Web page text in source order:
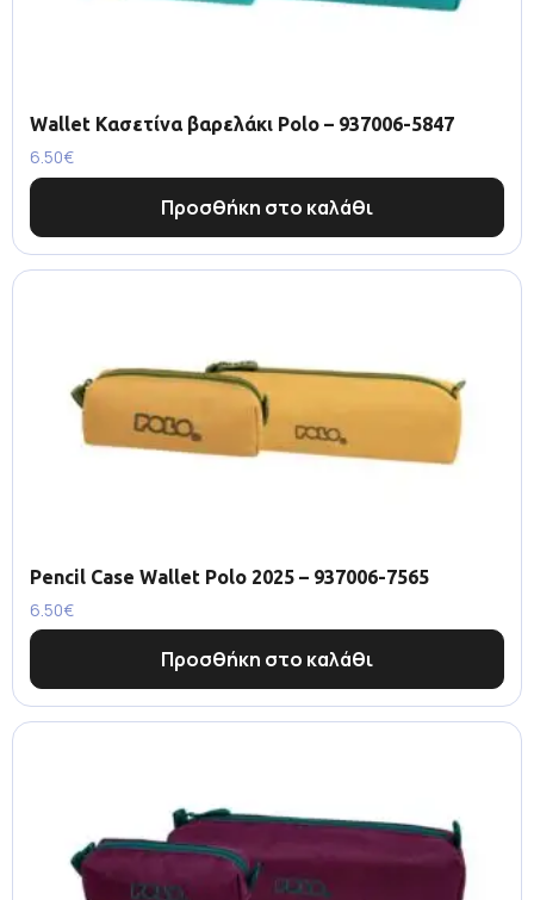
Wallet Κασετίνα βαρελάκι Polo – 937006-5847
6.50€
Προσθήκη στο καλάθι
Pencil Case Wallet Polo 2025 – 937006-7565
6.50€
Προσθήκη στο καλάθι